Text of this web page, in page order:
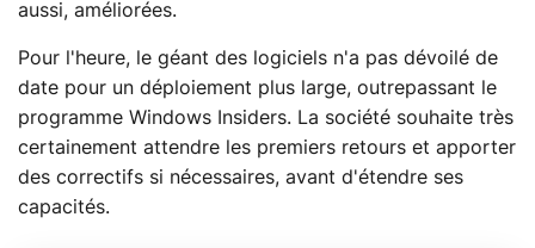
aussi, améliorées.
Pour l'heure, le géant des logiciels n'a pas dévoilé de
date pour un déploiement plus large, outrepassant le
programme Windows Insiders. La société souhaite très
certainement attendre les premiers retours et apporter
des correctifs si nécessaires, avant d'étendre ses
capacités.